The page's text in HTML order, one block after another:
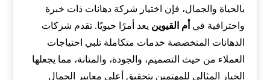
بالحياة والجمال، فإن اختيار شركة دهانات ذات خبرة
واحترافية في أم القيوين يعد أمرًا حيويًا. تقدم شركات
الدهانات المتخصصة خدمات متكاملة تلبي احتياجات
العملاء من حيث التصميم، والجودة، والمتانة، مما يجعلها
الخيار المثالي للمهتمين بتحقيق أعلى معايير الجمال